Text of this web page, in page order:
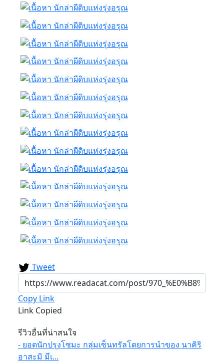
Tweet
Copy Link
Link Copied
รีวิวอื่นที่น่าสนใจ
- ยอดนักปรุงโซมะ กลุ่มเซ็นทรัลโดยการนำของ นาคิริ
อาสะมิ มีเ...